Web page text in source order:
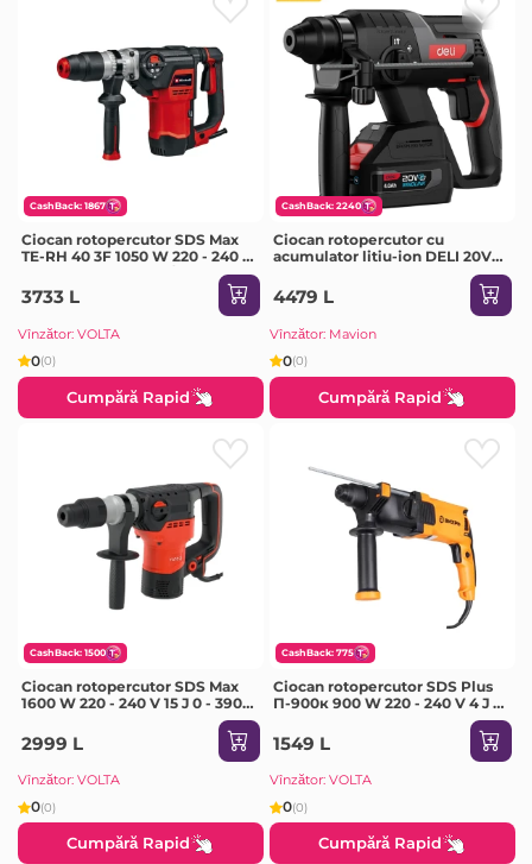
CashBack: 1867
Ciocan rotopercutor SDS Max
TE-RH 40 3F 1050 W 220 - 240 V
Einhell
3733 L
Vînzător: VOLTA
0(0)
Cumpără Rapid
CashBack: 2240
Ciocan rotopercutor cu
acumulator litiu-ion DELI 20V
4479 L
Vînzător: Mavion
0(0)
Cumpără Rapid
CashBack: 1500
Ciocan rotopercutor SDS Max
1600 W 220 - 240 V 15 J 0 - 3900
2999 L
Vînzător: VOLTA
0(0)
Cumpără Rapid
CashBack: 775
Ciocan rotopercutor SDS Plus
П-900к 900 W 220 - 240 V 4 J 0
1549 L
Vînzător: VOLTA
0(0)
Cumpără Rapid